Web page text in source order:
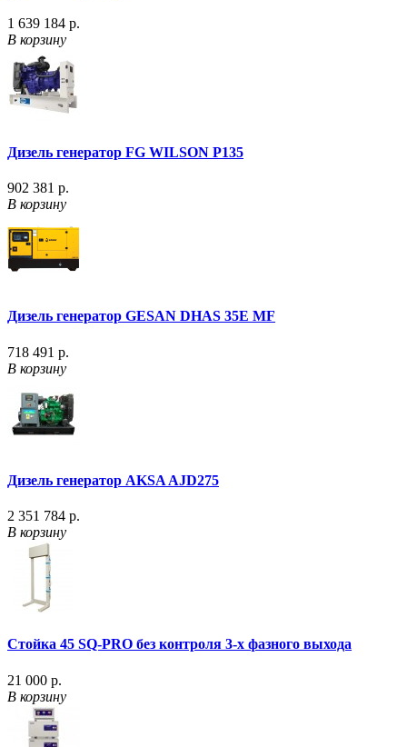
1 639 184 р.
В корзину
Дизель генератор FG WILSON P135
902 381 р.
В корзину
Дизель генератор GESAN DHAS 35E MF
718 491 р.
В корзину
Дизель генератор AKSA AJD275
2 351 784 р.
В корзину
Стойка 45 SQ-PRO без контроля 3-х фазного выхода
21 000 р.
В корзину